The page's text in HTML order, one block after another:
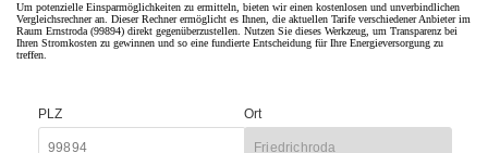
Um potenzielle Einsparmöglichkeiten zu ermitteln, bieten wir einen kostenlosen und unverbindlichen
Vergleichsrechner an. Dieser Rechner ermöglicht es Ihnen, die aktuellen Tarife verschiedener Anbieter im
Raum Ernstroda (99894) direkt gegenüberzustellen. Nutzen Sie dieses Werkzeug, um Transparenz bei
Ihren Stromkosten zu gewinnen und so eine fundierte Entscheidung für Ihre Energieversorgung zu
treffen.